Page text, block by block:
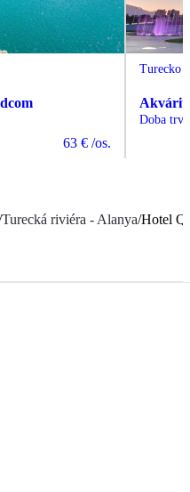
63 € /os.
Turecko
Doba
Turecká riviéra - Alanya/Hotel Q